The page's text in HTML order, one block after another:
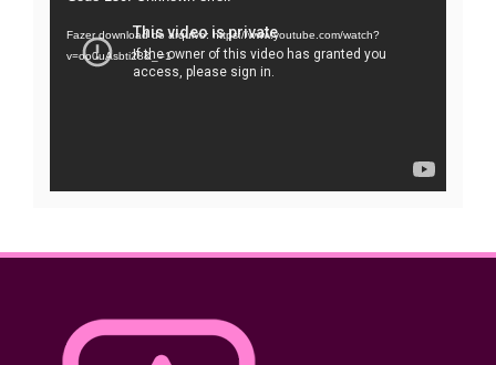
vídeo
Fazer download do arquivo: https://www.youtube.com/watch?
v=oo0uAsbti28&_=1